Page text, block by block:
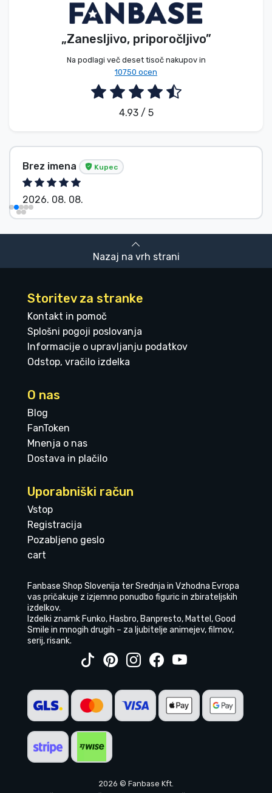
„Zanesljivo, priporočljivo”
Na podlagi več deset tisoč nakupov in
10750 ocen
4.93 / 5
Brez imena Kupec
2026. 08. 08.
Nazaj na vrh strani
Storitev za stranke
Kontakt in pomoč
Splošni pogoji poslovanja
Informacije o upravljanju podatkov
Odstop, vračilo izdelka
O nas
Blog
FanToken
Mnenja o nas
Dostava in plačilo
Uporabniški račun
Vstop
Registracija
Pozabljeno geslo
cart
Fanbase Shop Slovenija ter Srednja in Vzhodna Evropa
vas pričakuje z izjemno ponudbo figuric in zbirateljskih
izdelkov.
Izdelki znamk Funko, Hasbro, Banpresto, Mattel, Good
Smile in mnogih drugih – za ljubitelje animejev, filmov,
serij, risank.
2026 © Fanbase Kft.
Blagovne znamke